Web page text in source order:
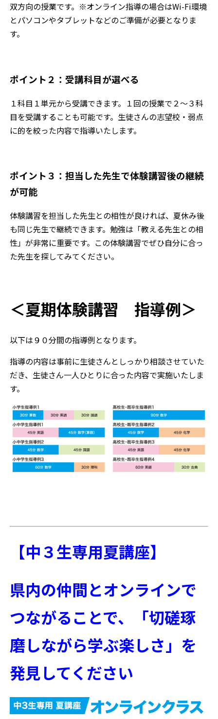
双方向の授業です。※オンライン指導の場合はWi-Fi環境
とパソコンやタブレットなどのご準備が必要となりま
す。
ポイント２：受講科目が選べる
１科目１単元から受講できます。１回の授業で２～３科
目を受講することも可能です。生徒さんの志望校・弱点
に的を絞った内容で指導いたします。
ポイント３：担当した先生で体験講習後の継続
が可能
体験講習を担当した先生との相性が良ければ、夏休み後
も同じ先生で継続できます。勉強は「教える先生との相
性」が非常に重要です。この体験講習でぜひ自分に合っ
た先生を探してみてください。
＜夏期体験講習 指導例＞
以下は９０分間の指導例となります。
指導の内容は事前に生徒さんとしっかり相談させていた
だき、生徒さん一人ひとりに合った内容で実施いたしま
す。
【中３生専用夏講座】
県内の仲間とオンラインで
つながることで、
「切磋琢
磨しながら学ぶ楽しさ」を
発見してください